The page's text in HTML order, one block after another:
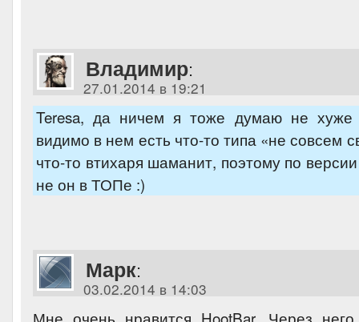
Владимир:
27.01.2014 в 19:21
Teresa, да ничем я тоже думаю не хуже
видимо в нем есть что-то типа «не совсем
что-то втихаря шаманит, поэтому по
не он в ТОПе :)
Марк:
03.02.2014 в 14:03